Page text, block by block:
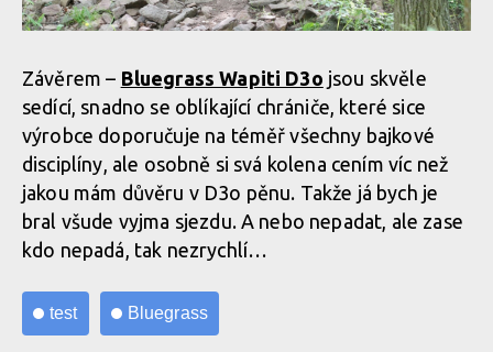
Závěrem – Bluegrass Wapiti D3o jsou skvěle
sedící, snadno se oblíkající chrániče, které sice
výrobce doporučuje na téměř všechny bajkové
disciplíny, ale osobně si svá kolena cením víc než
jakou mám důvěru v D3o pěnu. Takže já bych je
bral všude vyjma sjezdu. A nebo nepadat, ale zase
kdo nepadá, tak nezrychlí…
test Bluegrass